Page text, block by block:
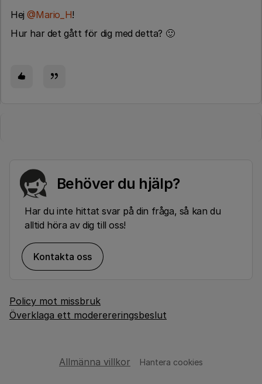
Hej ​@Mario_H!
Hur har det gått för dig med detta? 🙂
Behöver du hjälp?
Har du inte hittat svar på din fråga, så kan du
alltid höra av dig till oss!
Kontakta oss
Policy mot missbruk
Överklaga ett moderereringsbeslut
Allmänna villkor Hantera cookies